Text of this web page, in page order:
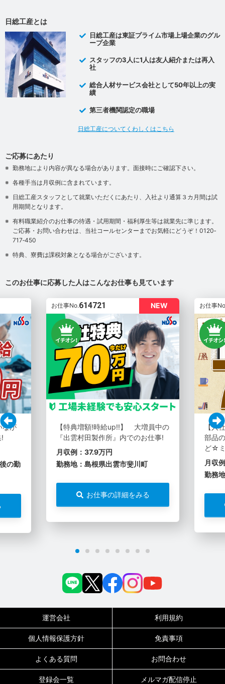
日総工産とは
日総工産は東証プライム市場上場企業のグル
ープ企業
スタッフの3人に1人は友人紹介または再入
社
総合人材サービス会社として50年以上の実
績
第三者機関認定の職場
日総工産についてくわしくはこちら
ご応募にあたり
勤務地により内容が異なる場合があります。面接時にご確認下さい。
各種手当は月収例に含まれています。
日総工産スタッフとして就業いただくにあたり、入社より通算３カ月間は試
用期間となります。
有料職業紹介のお仕事の待遇・試用期間・福利厚生等は就業先に準じます。
ご応募・お問い合わせは、当社コールセンターまでお気軽にどうぞ！0120‐
717‐450
特典、寮費は課税対象となる場合がございます。
このお仕事に応募した人はこんなお仕事も見ています
なが
の勤
NEW
お仕事No.614721
【特典増額!時給up!!】 大増員中の
『出雲村田製作所』内でのお仕事!
月収例：37.9万円
勤務地：島根県出雲市斐川町
お仕事の詳細をみる
お仕事
【
部品
ど☆
月収
勤務
運営会社 利用規約
個人情報保護方針 免責事項
よくある質問 お問合わせ
登録会一覧 メルマガ配信停止